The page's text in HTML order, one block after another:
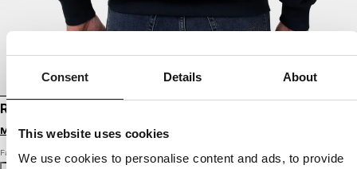
Consent Details About
This website uses cookies
We use cookies to personalise content and ads, to provide
REISSVERSCHLUSS-HOODIE MIDNIGHT
Melde dich an, um Preise zu sehen
Farbe: dunkelblau